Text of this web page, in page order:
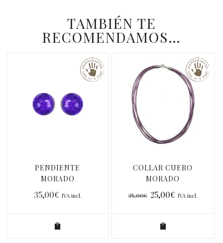
TAMBIÉN TE
RECOMENDAMOS…
PENDIENTE
MORADO
METALIZADO
35,00€ IVA incl.
COLLAR CUERO
MORADO
35,00€ 25,00€ IVA incl.